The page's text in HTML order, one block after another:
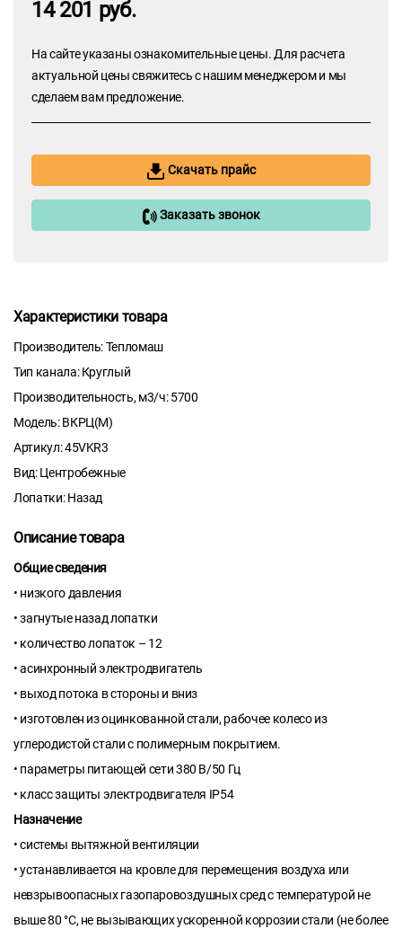
14 201 руб.
На сайте указаны ознакомительные цены. Для расчета
актуальной цены свяжитесь с нашим менеджером и мы
сделаем вам предложение.
Скачать прайс
Заказать звонок
Характеристики товара
Производитель: Тепломаш
Тип канала: Круглый
Производительность, м3/ч: 5700
Модель: ВКРЦ(М)
Артикул: 45VKR3
Вид: Центробежные
Лопатки: Назад
Описание товара
Общие сведения
• низкого давления
• загнутые назад лопатки
• количество лопаток – 12
• асинхронный электродвигатель
• выход потока в стороны и вниз
• изготовлен из оцинкованной стали, рабочее колесо из
углеродистой стали с полимерным покрытием.
• параметры питающей сети 380 В/50 Гц
• класс защиты электродвигателя IP54
Назначение
• системы вытяжной вентиляции
• устанавливается на кровле для перемещения воздуха или
невзрывоопасных газопаровоздушных сред с температурой не
выше 80 °С, не вызывающих ускоренной коррозии стали (не более